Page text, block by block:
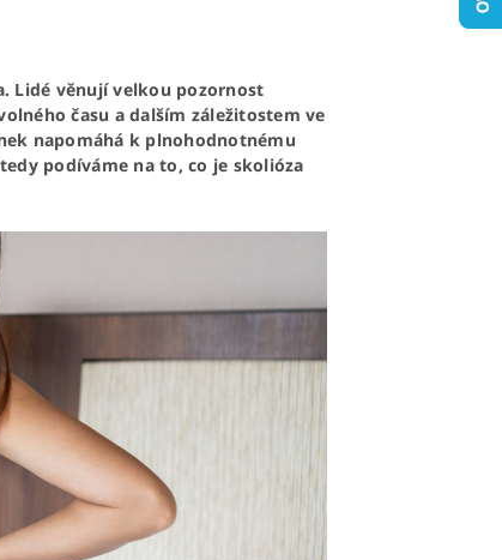
Lidé věnují velkou pozornost
času a dalším záležitostem ve
napomáhá k plnohodnotnému
podíváme na to, co je skolióza